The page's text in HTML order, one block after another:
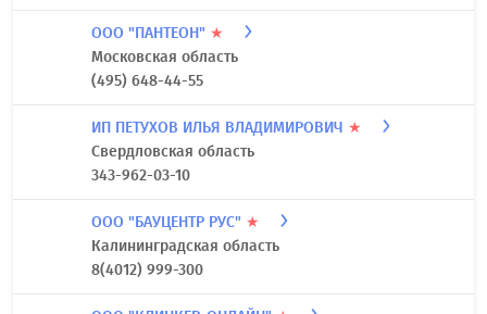
ООО "ПАНТЕОН" ★
Московская область
(495) 648-44-55
ИП ПЕТУХОВ ИЛЬЯ ВЛАДИМИРОВИЧ ★
Свердловская область
343-962-03-10
ООО "БАУЦЕНТР РУС" ★
Калининградская область
8(4012) 999-300